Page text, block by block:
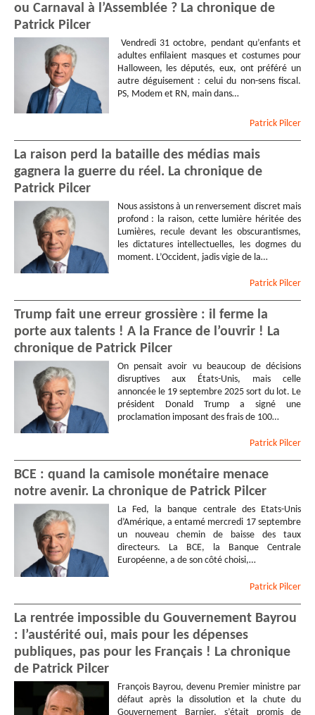
ou Carnaval à l’Assemblée ? La chronique de
Patrick Pilcer
Vendredi 31 octobre, pendant qu’enfants et
adultes enfilaient masques et costumes pour
Halloween, les députés, eux, ont préféré un
autre déguisement : celui du non-sens fiscal.
PS, Modem et RN, main dans…
Patrick Pilcer
La raison perd la bataille des médias mais
gagnera la guerre du réel. La chronique de
Patrick Pilcer
Nous assistons à un renversement discret mais
profond : la raison, cette lumière héritée des
Lumières, recule devant les obscurantismes,
les dictatures intellectuelles, les dogmes du
moment. L’Occident, jadis vigie de la…
Patrick Pilcer
Trump fait une erreur grossière : il ferme la
porte aux talents ! A la France de l’ouvrir ! La
chronique de Patrick Pilcer
On pensait avoir vu beaucoup de décisions
disruptives aux États-Unis, mais celle
annoncée le 19 septembre 2025 sort du lot. Le
président Donald Trump a signé une
proclamation imposant des frais de 100…
Patrick Pilcer
BCE : quand la camisole monétaire menace
notre avenir. La chronique de Patrick Pilcer
La Fed, la banque centrale des Etats-Unis
d’Amérique, a entamé mercredi 17 septembre
un nouveau chemin de baisse des taux
directeurs. La BCE, la Banque Centrale
Européenne, a de son côté choisi,…
Patrick Pilcer
La rentrée impossible du Gouvernement Bayrou
: l’austérité oui, mais pour les dépenses
publiques, pas pour les Français ! La chronique
de Patrick Pilcer
François Bayrou, devenu Premier ministre par
défaut après la dissolution et la chute du
Gouvernement Barnier, s’était promis de